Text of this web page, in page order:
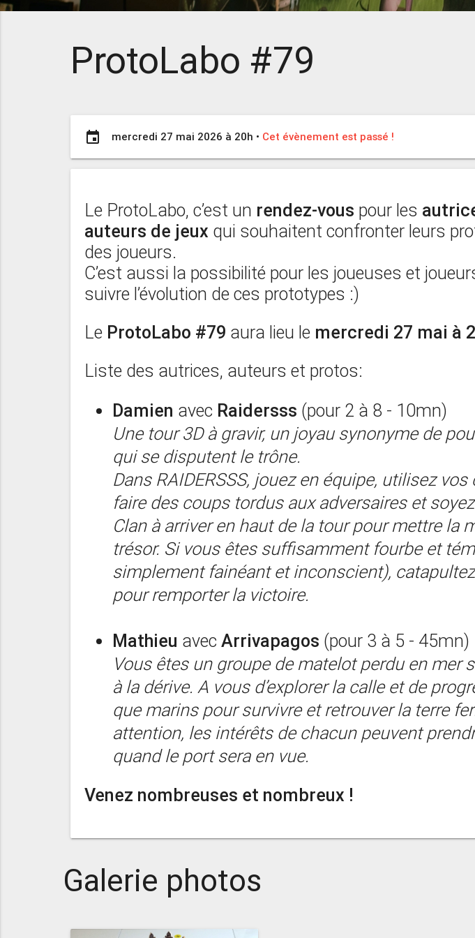
ProtoLabo #79
event mercredi 27 mai 2026 à 20h • Cet évènement est passé !
Le ProtoLabo, c’est un rendez-vous pour les
auteurs de jeux qui souhaitent confronter leurs
des joueurs.
C’est aussi la possibilité pour les joueuses et
suivre l’évolution de ces prototypes :)
Le ProtoLabo #79 aura lieu le mercredi 27 mai à
Liste des autrices, auteurs et protos:
Damien avec Raidersss (pour 2 à 8 - 10mn)
Une tour 3D à gravir, un joyau synonyme de
qui se disputent le trône.
Dans RAIDERSSS, jouez en équipe, utilisez
faire des coups tordus aux adversaires et
Clan à arriver en haut de la tour pour mettre la
trésor. Si vous êtes suffisamment fourbe et
simplement fainéant et inconscient),
pour remporter la victoire.
Mathieu avec Arrivapagos (pour 3 à 5 - 45mn)
Vous êtes un groupe de matelot perdu en mer
à la dérive. A vous d’explorer la calle et de
que marins pour survivre et retrouver la terre
attention, les intérêts de chacun peuvent
quand le port sera en vue.
Venez nombreuses et nombreux !
Galerie photos